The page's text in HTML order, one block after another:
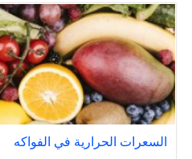
السعرات الحرارية في الفواكه